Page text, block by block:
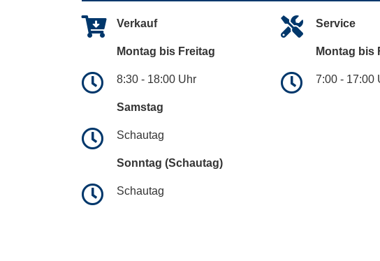
Verkauf
Montag bis Freitag
8:30 - 18:00 Uhr
Samstag
Schautag
Sonntag (Schautag)
Schautag
Service
Montag bis
7:00 - 17:00